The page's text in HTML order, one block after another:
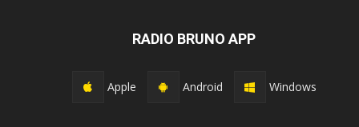
RADIO BRUNO APP
Apple Android Windows